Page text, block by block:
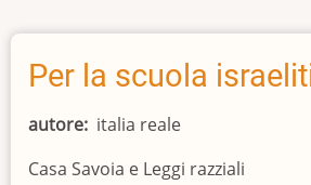
Michele
D'Elia
Per la scuola
autore italia reale
Casa Savoia e Leggi razziali